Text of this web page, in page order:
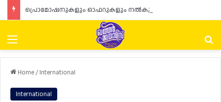
Menu
Home/ International
International